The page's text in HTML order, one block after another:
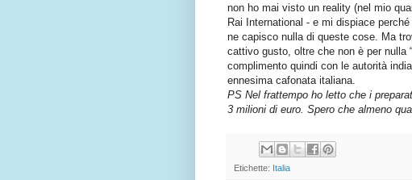
non ho mai visto un reality (nel mio
Rai International - e mi dispiace
ne capisco nulla di queste cose. Ma
cattivo gusto, oltre che non è per nulla
complimento quindi con le autorità
ennesima cafonata italiana.
PS Nel frattempo ho letto che i
3 milioni di euro. Spero che almeno
Etichette: Italia